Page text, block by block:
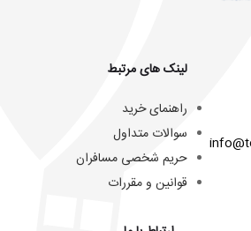
لینک های مرتبط
راهنمای خرید
سوالات متداول
حریم شخصی مسافران
قوانین و مقررات